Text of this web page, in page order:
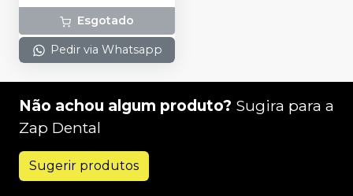
Esgotado
Pedir via Whatsapp
Não achou algum produto? Sugira para a
Zap Dental
Sugerir produtos